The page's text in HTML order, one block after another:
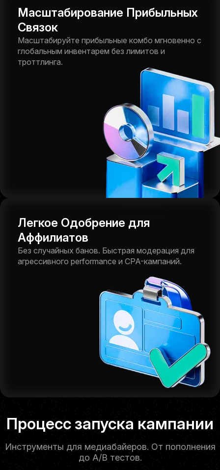
Масштабирование Прибыльных
Связок
Масштабируйте прибыльные комбо мгновенно с
глобальным инвентарем без лимитов и
троттлинга.
Легкое Одобрение для
Аффилиатов
Без случайных банов. Быстрая модерация для
агрессивного performance и CPA-кампаний.
Процесс запуска кампании
Инструменты для медиабайеров. От пополнения
до A/B тестов.